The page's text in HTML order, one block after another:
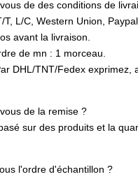
de des conditions de
T, L/C, Western Union,
avant la livraison.
de mn : 1 morceau.
DHL/TNT/Fedex exprimez,
de la remise ?
sur des produits et la
l'ordre d'échantillon ?